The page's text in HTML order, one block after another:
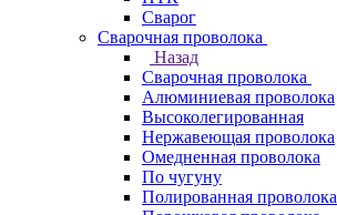
Сварог
Сварочная проволока
Назад
Сварочная проволока
Алюминиевая проволока
Высоколегированная
Нержавеющая проволока
Омедненная проволока
По чугуну
Полированная проволока